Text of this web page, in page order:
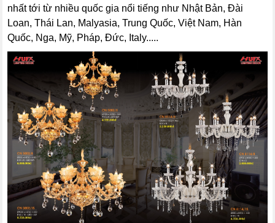
nhất tới từ nhiều quốc gia nổi tiếng như Nhật Bản, Đài
Loan, Thái Lan, Malyasia, Trung Quốc, Việt Nam, Hàn
Quốc, Nga, Mỹ, Pháp, Đức, Italy.....